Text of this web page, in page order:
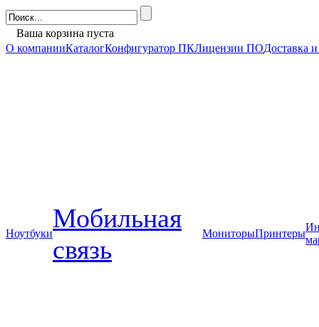
Ваша корзина пуста
О компанииКаталогКонфигуратор ПКЛицензии ПОДоставка
Ноутбуки
Мобильная
связь
МониторыПринтеры